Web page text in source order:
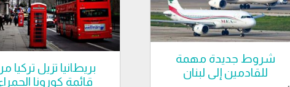
شروط جديدة مهمة
للقادمين إلى لبنان
بريطانيا تزيل تركيا
قائمة كورونا